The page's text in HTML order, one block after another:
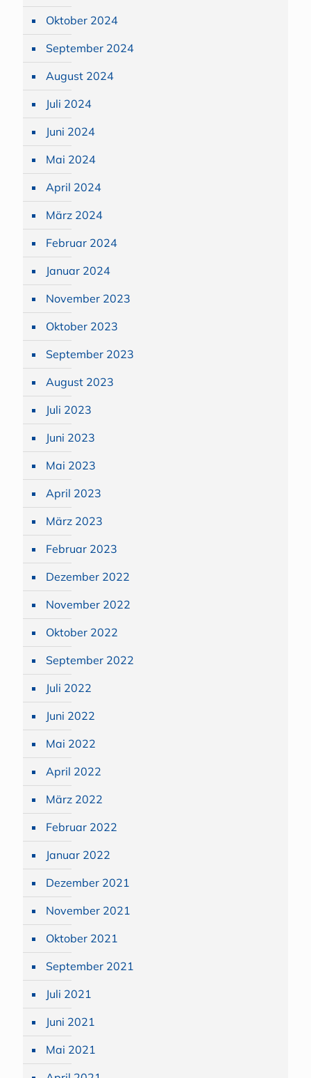
Oktober 2024
September 2024
August 2024
Juli 2024
Juni 2024
Mai 2024
April 2024
März 2024
Februar 2024
Januar 2024
November 2023
Oktober 2023
September 2023
August 2023
Juli 2023
Juni 2023
Mai 2023
April 2023
März 2023
Februar 2023
Dezember 2022
November 2022
Oktober 2022
September 2022
Juli 2022
Juni 2022
Mai 2022
April 2022
März 2022
Februar 2022
Januar 2022
Dezember 2021
November 2021
Oktober 2021
September 2021
Juli 2021
Juni 2021
Mai 2021